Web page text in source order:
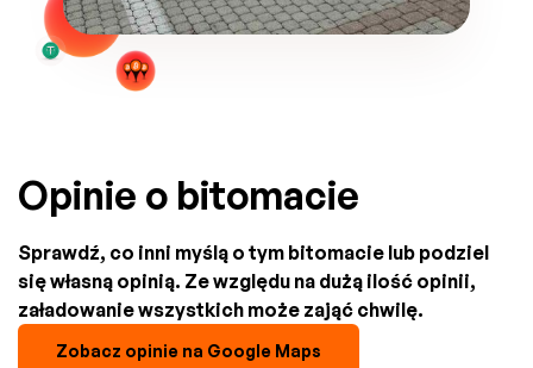
Opinie o bitomacie
Sprawdź, co inni myślą o tym bitomacie lub podziel
się własną opinią. Ze względu na dużą ilość opinii,
załadowanie wszystkich może zająć chwilę.
Zobacz opinie na Google Maps